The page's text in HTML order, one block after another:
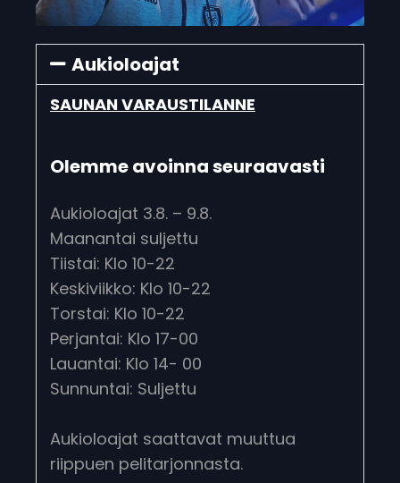
Aukioloajat
SAUNAN VARAUSTILANNE
Olemme avoinna seuraavasti
Aukioloajat 3.8. – 9.8.
Maanantai suljettu
Tiistai: Klo 10-22
Keskiviikko: Klo 10-22
Torstai: Klo 10-22
Perjantai: Klo 17-00
Lauantai: Klo 14- 00
Sunnuntai: Suljettu
Aukioloajat saattavat muuttua
riippuen pelitarjonnasta.